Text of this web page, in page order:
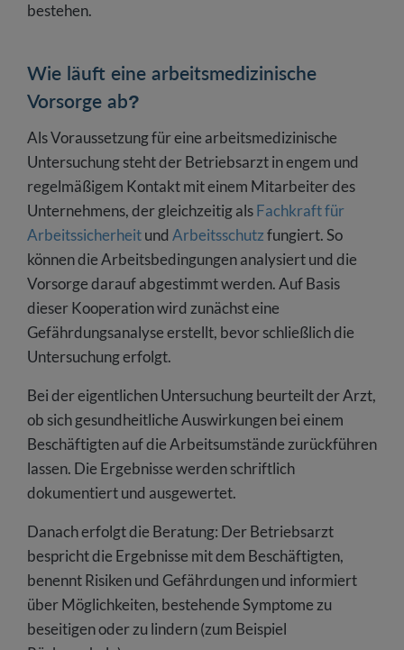
bestehen.
Wie läuft eine arbeitsmedizinische
Vorsorge ab?
Als Voraussetzung für eine arbeitsmedizinische
Untersuchung steht der Betriebsarzt in engem und
regelmäßigem Kontakt mit einem Mitarbeiter des
Unternehmens, der gleichzeitig alsFachkraft für
Arbeitssicherheitund Arbeitsschutzfungiert. So
können die Arbeitsbedingungen analysiert und die
Vorsorge darauf abgestimmt werden. Auf Basis
dieser Kooperation wird zunächst eine
Gefährdungsanalyse erstellt, bevor schließlich die
Untersuchung erfolgt.
Bei der eigentlichen Untersuchung beurteilt der Arzt,
ob sich gesundheitliche Auswirkungen bei einem
Beschäftigten auf die Arbeitsumstände zurückführen
lassen. Die Ergebnisse werden schriftlich
dokumentiert und ausgewertet.
Danach erfolgt die Beratung: Der Betriebsarzt
bespricht die Ergebnisse mit dem Beschäftigten,
benennt Risiken und Gefährdungen und informiert
über Möglichkeiten, bestehende Symptome zu
beseitigen oder zu lindern (zum Beispiel